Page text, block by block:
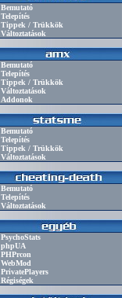
Bemutató
Telepítés
Tippek / Trükkök
Változtatások
Bemutató
Telepítés
Tippek / Trükkök
Változtatások
Addonok
Bemutató
Telepítés
Tippek / Trükkök
Változtatások
Bemutató
Telepítés
Változtatások
PsychoStats
phpUA
PHPrcon
WebMod
PrivatePlayers
Régiségek